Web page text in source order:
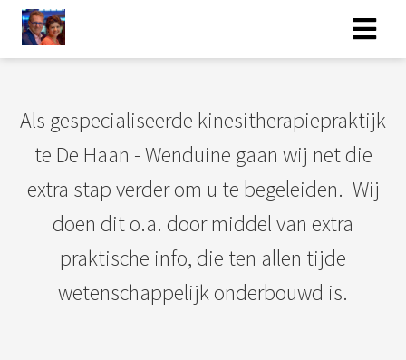
Als gespecialiseerde kinesitherapiepraktijk
te De Haan - Wenduine gaan wij net die
extra stap verder om u te begeleiden. Wij
doen dit o.a. door middel van extra
praktische info, die ten allen tijde
wetenschappelijk onderbouwd is.